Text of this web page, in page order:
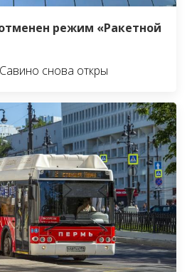
режим «Ракетной
снова откры